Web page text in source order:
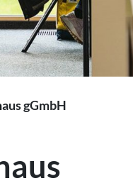
gGmbH